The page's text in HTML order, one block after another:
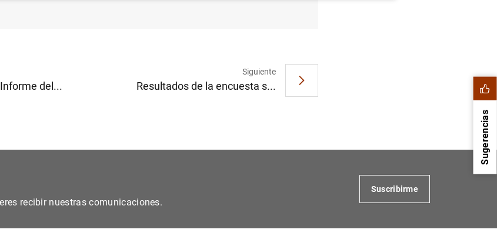
del...
Siguiente
Resultados de la encuesta s...
Sugerencias
recibir nuestras comunicaciones.
Suscribirme